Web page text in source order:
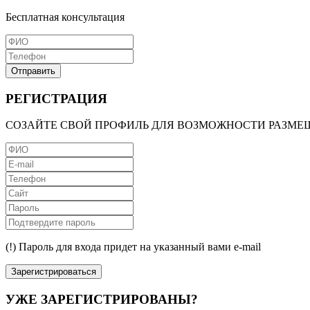
Бесплатная консультация
Отправить
РЕГИСТРАЦИЯ
СОЗАЙТЕ СВОЙ ПРОФИЛЬ ДЛЯ ВОЗМОЖНОСТИ
(!) Пароль для входа придет на указанный вами e-mail
Зарегистрироваться
УЖЕ ЗАРЕГИСТРИРОВАНЫ?